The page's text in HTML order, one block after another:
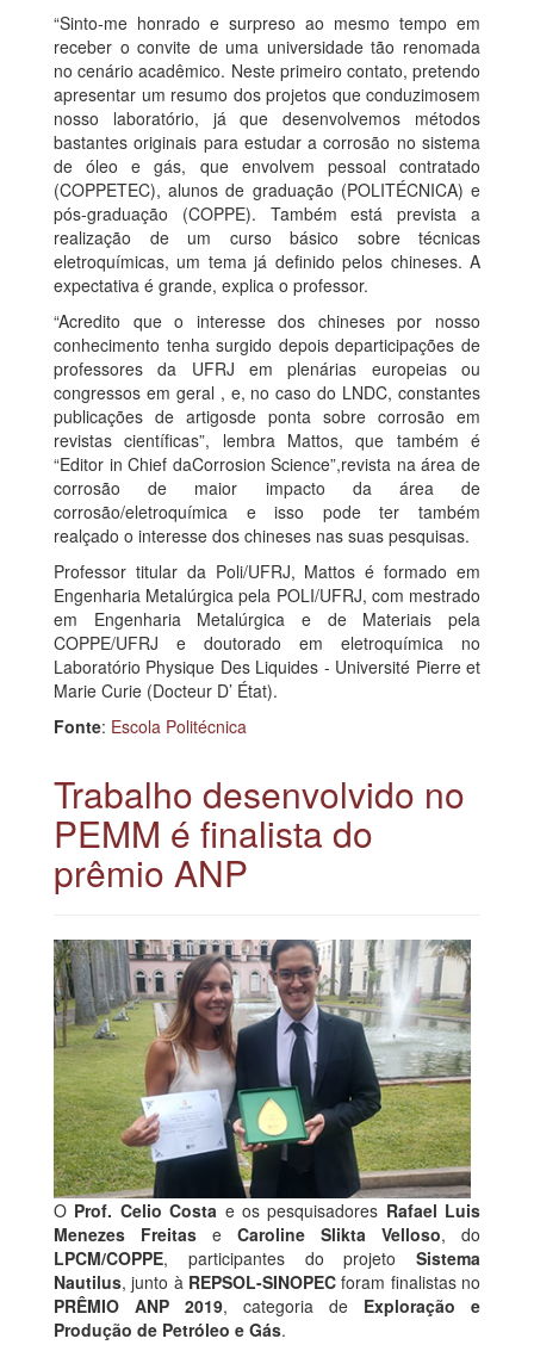
“Sinto-me honrado e surpreso ao mesmo tempo em
receber o convite de uma universidade tão renomada
no cenário acadêmico. Neste primeiro contato, pretendo
apresentar um resumo dos projetos que conduzimosem
nosso laboratório, já que desenvolvemos métodos
bastantes originais para estudar a corrosão no sistema
de óleo e gás, que envolvem pessoal contratado
(COPPETEC), alunos de graduação (POLITÉCNICA) e
pós-graduação (COPPE). Também está prevista a
realização de um curso básico sobre técnicas
eletroquímicas, um tema já definido pelos chineses. A
expectativa é grande, explica o professor.
“Acredito que o interesse dos chineses por nosso
conhecimento tenha surgido depois departicipações de
professores da UFRJ em plenárias europeias ou
congressos em geral , e, no caso do LNDC, constantes
publicações de artigosde ponta sobre corrosão em
revistas científicas”, lembra Mattos, que também é
“Editor in Chief daCorrosion Science”,revista na área de
corrosão de maior impacto da área de
corrosão/eletroquímica e isso pode ter também
realçado o interesse dos chineses nas suas pesquisas.
Professor titular da Poli/UFRJ, Mattos é formado em
Engenharia Metalúrgica pela POLI/UFRJ, com mestrado
em Engenharia Metalúrgica e de Materiais pela
COPPE/UFRJ e doutorado em eletroquímica no
Laboratório Physique Des Liquides - Université Pierre et
Marie Curie (Docteur D’ État).
Fonte: Escola Politécnica
Trabalho desenvolvido no
PEMM é finalista do
prêmio ANP
O Prof. Celio Costa e os pesquisadores Rafael Luis
Menezes Freitas e Caroline Slikta Velloso, do
LPCM/COPPE, participantes do projeto Sistema
Nautilus, junto à REPSOL-SINOPEC foram finalistas no
PRÊMIO ANP 2019, categoria de Exploração e
Produção de Petróleo e Gás.